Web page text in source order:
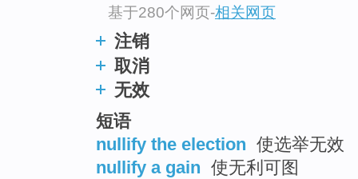
基于280个网页-相关网页
注销
取消
无效
短语
nullify the election 使选举无效
nullify a gain 使无利可图